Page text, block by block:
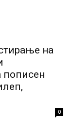
на
пописен
0